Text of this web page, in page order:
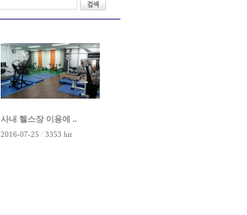
사내 헬스장 이용에 ..
2016-07-25 / 3353 hit